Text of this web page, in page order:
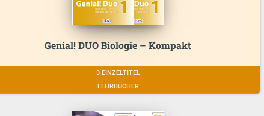
Genial! DUO Biologie – Kompakt
3 EINZELTITEL
LEHRBÜCHER